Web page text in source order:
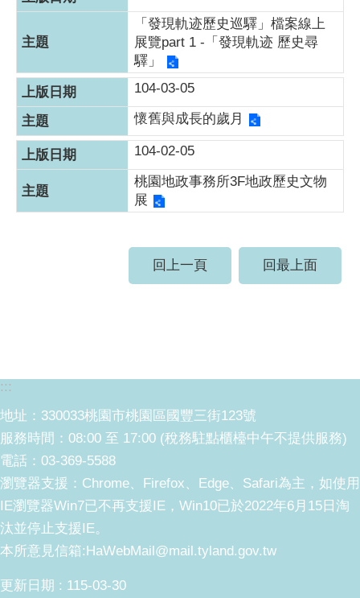
「發現軌迹歷史巡驛」檔案線上
展覽part 1 -「發現軌迹 歷史尋
驛」
104-03-05
懷舊與成長的歲月
104-02-05
桃園地政事務所3F地政歷史文物
展
回上一頁 回最上面
:::
地址：330033桃園市桃園區國豐三街123號
服務時間：08:00 至 17:00 (稅務駐點櫃檯中午不提供服務)
電話：03-369-5588
瀏覽器支援：Chrome、Firefox、Edge、Safari為主，如使用
IE瀏覽器Win7已不再支援IE，Win10已於2022年6月15日淘
汰並停止支援IE。
本所意見信箱:HaWebMail@mail.tyland.gov.tw
更新日期 115-03-30